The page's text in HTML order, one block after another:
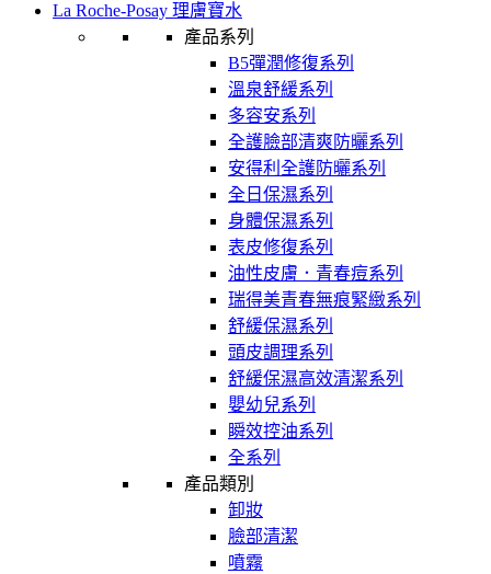
La Roche-Posay 理膚寶水
產品系列
B5彈潤修復系列
溫泉舒緩系列
多容安系列
全護臉部清爽防曬系列
安得利全護防曬系列
全日保濕系列
身體保濕系列
表皮修復系列
油性皮膚．青春痘系列
瑞得美青春無痕緊緻系列
舒緩保濕系列
頭皮調理系列
舒緩保濕高效清潔系列
嬰幼兒系列
瞬效控油系列
全系列
產品類別
卸妝
臉部清潔
噴霧